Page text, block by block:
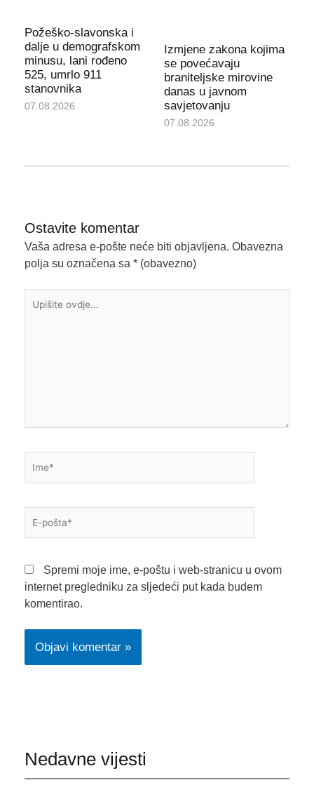
Požeško-slavonska i
dalje u demografskom
minusu, lani rođeno
525, umrlo 911
stanovnika
07.08.2026
Izmjene zakona kojima
se povećavaju
braniteljske mirovine
danas u javnom
savjetovanju
07.08.2026
Ostavite komentar
Vaša adresa e-pošte neće biti objavljena. Obavezna
polja su označena sa * (obavezno)
ovdje...
pošta*
Spremi moje ime, e-poštu i web-stranicu u ovom
internet pregledniku za sljedeći put kada budem
komentirao.
Nedavne vijesti